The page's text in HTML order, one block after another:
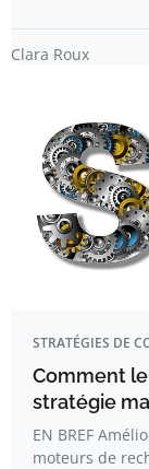
Clara Roux
STRATÉGIES DE
Comment
stratégie
EN BREF
moteurs de